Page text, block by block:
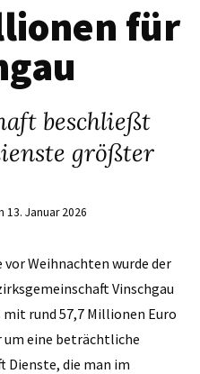
für
beschließt
größter
13. Januar 2026
vor Weihnachten wurde der
Vinschgau
rund 57,7 Millionen Euro
um eine beträchtliche
Dienste, die man im